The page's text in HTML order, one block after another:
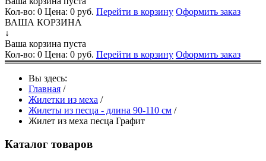
Кол-во: 0 Цена: 0 руб. Перейти в корзину Оформить заказ
ВАША КОРЗИНА
↓
Ваша корзина пуста
Кол-во: 0 Цена: 0 руб. Перейти в корзину Оформить заказ
Вы здесь:
Главная /
Жилетки из меха /
Жилеты из песца - длина 90-110 см /
Жилет из меха песца Графит
Каталог товаров